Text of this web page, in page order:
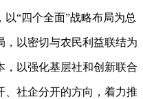
“四个全面”战略布局为总
，以密切与农民利益联结为
，以强化基层社和创新联合
、社企分开的方向，着力推